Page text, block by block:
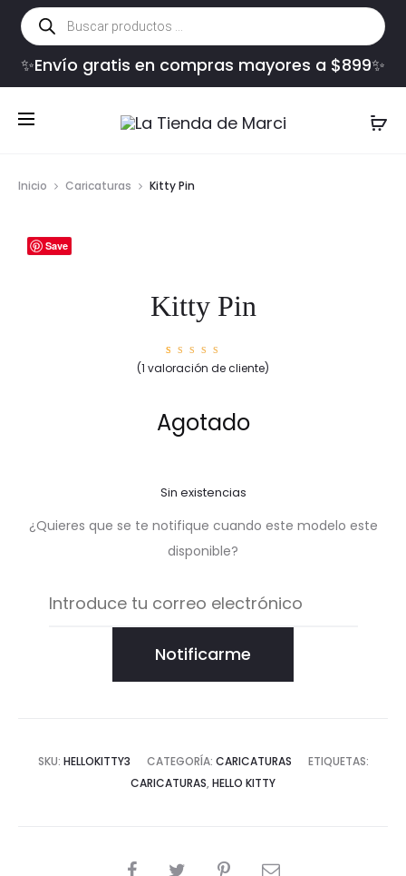
Búsqueda
de
productos
✨Envío gratis en compras mayores a $899✨
Inicio Caricaturas Kitty Pin
Save
Kitty Pin
Valorad
o con
ión de
un
cliente
(1 valoración de cliente)
Agotado
Sin existencias
¿Quieres que se te notifique cuando este modelo este
disponible?
Notificarme
SKU: HELLOKITTY3 CATEGORÍA: CARICATURAS
ETIQUETAS:
CARICATURAS, HELLO KITTY
COMPARTIR